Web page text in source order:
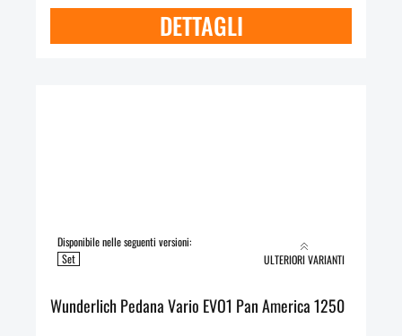
DETTAGLI
Disponibile nelle seguenti versioni:
Set
ULTERIORI VARIANTI
Wunderlich Pedana Vario EVO1 Pan America 1250